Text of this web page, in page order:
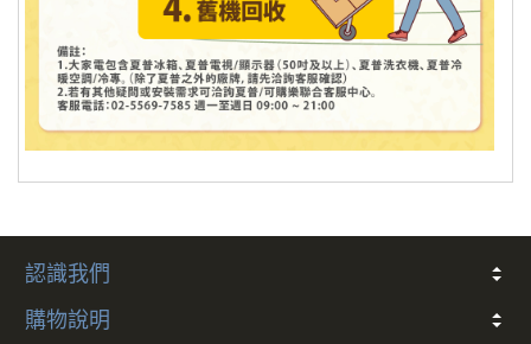
認識我們
關於我們
常見問題
會員條款
客戶隱私
聯絡我們
購物說明